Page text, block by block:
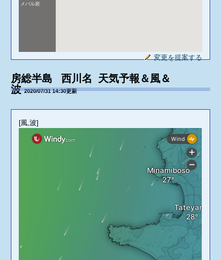
メバル岩
変更を提案する
房総半島 西川名 天気予報＆風＆
波2020/07/31 14:30更新
[風,波]